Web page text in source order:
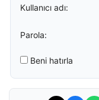
Kullanıcı adı:
Parola:
Beni hatırla